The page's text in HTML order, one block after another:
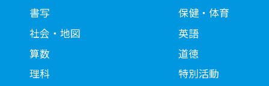
書写
社会・地図
算数
理科
保健・体育
英語
道徳
特別活動